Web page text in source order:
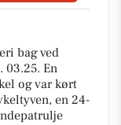
bag ved
03.25. En
og var kørt
en 24-